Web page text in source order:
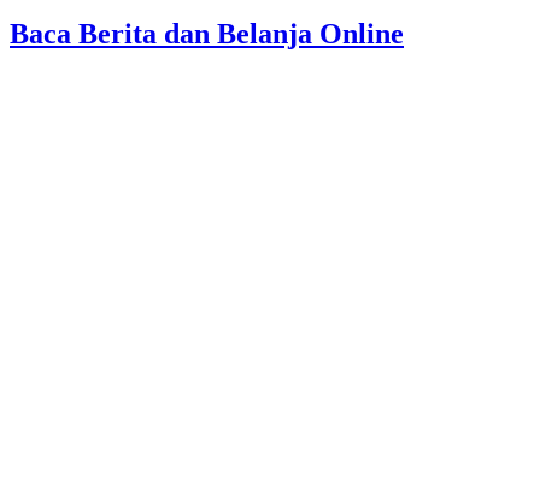
Baca Berita dan Belanja Online